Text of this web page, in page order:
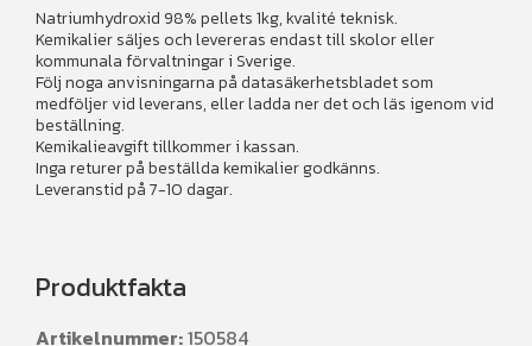
Natriumhydroxid 98% pellets 1kg, kvalité teknisk.
Kemikalier säljes och levereras endast till skolor eller
kommunala förvaltningar i Sverige.
Följ noga anvisningarna på datasäkerhetsbladet som
medföljer vid leverans, eller ladda ner det och läs igenom vid
beställning.
Kemikalieavgift tillkommer i kassan.
Inga returer på beställda kemikalier godkänns.
Leveranstid på 7-10 dagar.
Produktfakta
Artikelnummer:150584